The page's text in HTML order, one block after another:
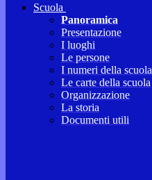
Scuola
Panoramica
Presentazione
I luoghi
Le persone
I numeri della scuola
Le carte della scuola
Organizzazione
La storia
Documenti utili